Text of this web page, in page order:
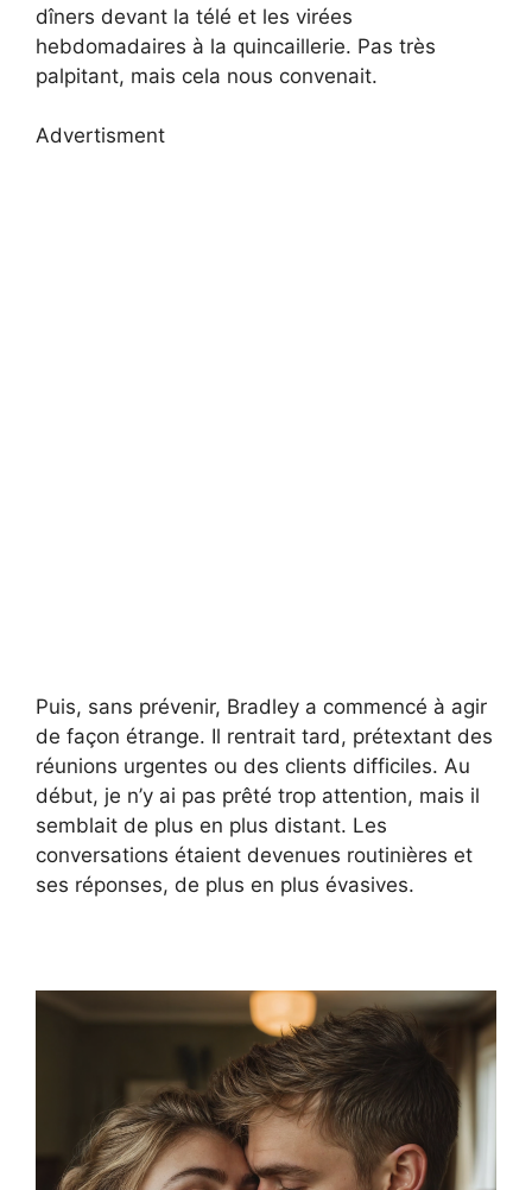
dîners devant la télé et les virées
hebdomadaires à la quincaillerie. Pas très
palpitant, mais cela nous convenait.
Advertisment
Puis, sans prévenir, Bradley a commencé à agir
de façon étrange. Il rentrait tard, prétextant des
réunions urgentes ou des clients difficiles. Au
début, je n’y ai pas prêté trop attention, mais il
semblait de plus en plus distant. Les
conversations étaient devenues routinières et
ses réponses, de plus en plus évasives.